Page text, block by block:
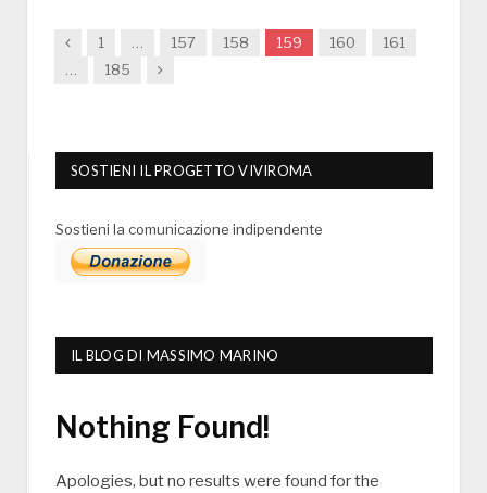
Previous
1 … 157 158 159 160
161
…
185 Next
SOSTIENI IL PROGETTO VIVIROMA
Sostieni la comunicazione indipendente
IL BLOG DI MASSIMO MARINO
Nothing Found!
Apologies, but no results were found for the